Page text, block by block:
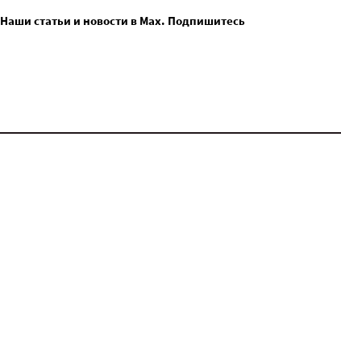
Наши статьи и новости в Max. Подпишитесь